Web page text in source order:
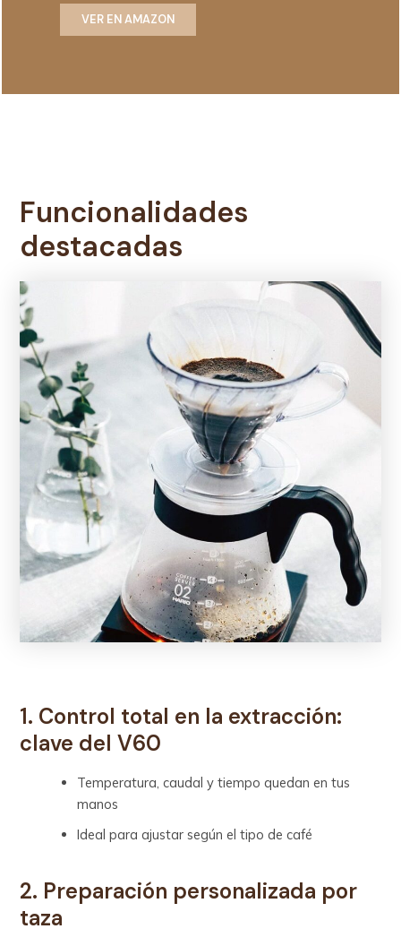
VER EN AMAZON
Funcionalidades
destacadas
1. Control total en la extracción:
clave del V60
Temperatura, caudal y tiempo quedan en tus
manos
Ideal para ajustar según el tipo de café
2. Preparación personalizada por
taza